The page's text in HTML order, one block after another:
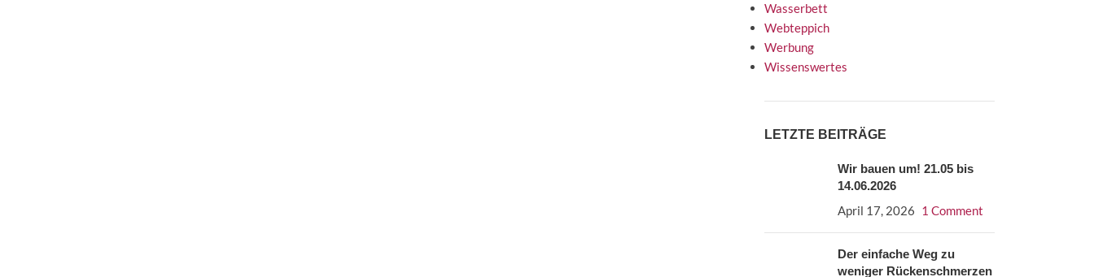
Wasserbett
Webteppich
Werbung
Wissenswertes
LETZTE BEITRÄGE
Wir bauen um! 21.05 bis
14.06.2026
April 17, 2026 1 Comment
Der einfache Weg zu
weniger Rückenschmerzen